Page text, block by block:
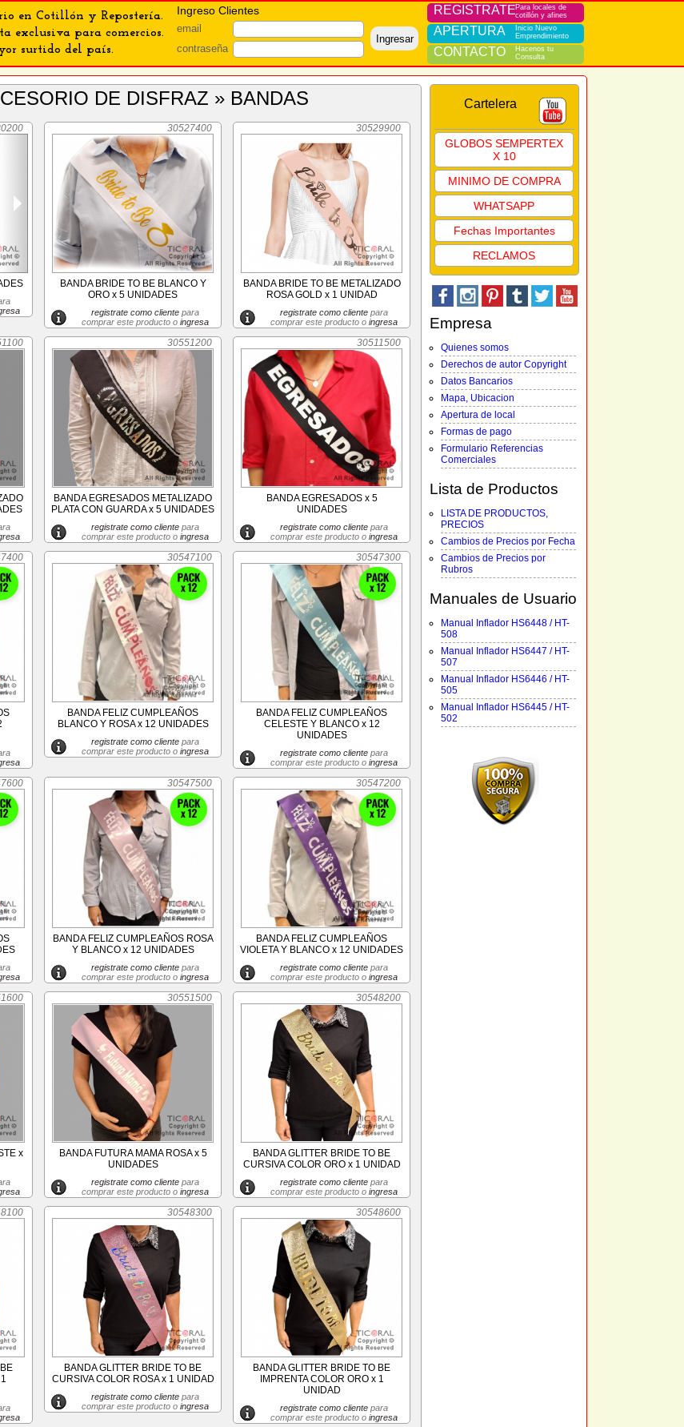
en Cotillón y Repostería.
exclusiva para comercios.
surtido del país.
Ingreso Clientes
email
contraseña
Ingresar
REGISTRATEPara locales de
cotillón y afines
APERTURA
Inicio Nuevo
Emprendimiento
CONTACTO
Hacenos tu
Consulta
DE DISFRAZ » BANDAS
30527400
BANDA BRIDE TO BE BLANCO Y
ORO x 5 UNIDADES
registrate como clientepara
comprar este producto o ingresa
30529900
BANDA BRIDE TO BE METALIZADO
ROSA GOLD x 1 UNIDAD
registrate como clientepara
comprar este producto o ingresa
30551200
BANDA EGRESADOS METALIZADO
PLATA CON GUARDA x 5 UNIDADES
registrate como clientepara
comprar este producto o ingresa
30511500
BANDA EGRESADOS x 5
UNIDADES
registrate como clientepara
comprar este producto o ingresa
30547100
BANDA FELIZ CUMPLEAÑOS
BLANCO Y ROSA x 12 UNIDADES
registrate como clientepara
comprar este producto o ingresa
30547300
BANDA FELIZ CUMPLEAÑOS
CELESTE Y BLANCO x 12
UNIDADES
registrate como clientepara
comprar este producto o ingresa
30547500
BANDA FELIZ CUMPLEAÑOS ROSA
Y BLANCO x 12 UNIDADES
registrate como clientepara
comprar este producto o ingresa
30547200
BANDA FELIZ CUMPLEAÑOS
VIOLETA Y BLANCO x 12 UNIDADES
registrate como clientepara
comprar este producto o ingresa
x
30551500
BANDA FUTURA MAMA ROSA x 5
UNIDADES
registrate como clientepara
comprar este producto o ingresa
30548200
BANDA GLITTER BRIDE TO BE
CURSIVA COLOR ORO x 1 UNIDAD
registrate como clientepara
comprar este producto o ingresa
30548300
BANDA GLITTER BRIDE TO BE
CURSIVA COLOR ROSA x 1 UNIDAD
registrate como clientepara
comprar este producto o ingresa
30548600
BANDA GLITTER BRIDE TO BE
IMPRENTA COLOR ORO x 1
UNIDAD
registrate como clientepara
comprar este producto o ingresa
Cartelera
GLOBOS SEMPERTEX
X 10
MINIMO DE COMPRA
WHATSAPP
Fechas Importantes
RECLAMOS
Empresa
Quienes somos
Derechos de autor Copyright
Datos Bancarios
Mapa, Ubicacion
Apertura de local
Formas de pago
Formulario Referencias
Comerciales
Lista de Productos
LISTA DE PRODUCTOS,
PRECIOS
Cambios de Precios por Fecha
Cambios de Precios por
Rubros
Manuales de Usuario
Manual Inflador HS6448 / HT-
508
Manual Inflador HS6447 / HT-
507
Manual Inflador HS6446 / HT-
505
Manual Inflador HS6445 / HT-
502